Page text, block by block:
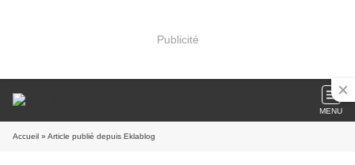
Publicité
MENU
Accueil » Article publié depuis Eklablog